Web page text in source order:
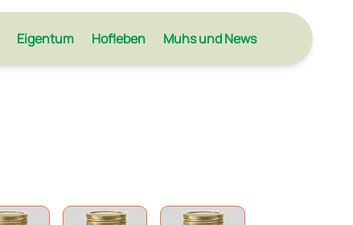
Eigentum Hofleben Muhs und News